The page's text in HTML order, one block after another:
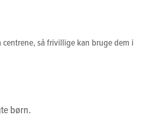
så frivillige kan bruge dem i
børn.